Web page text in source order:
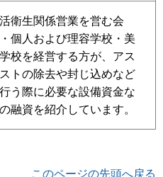
衛生関係営業を営む会
個人および理容学校・美
校を経営する方が、アス
トの除去や封じ込めなど
う際に必要な設備資金な
融資を紹介しています。
このページの先頭へ戻る